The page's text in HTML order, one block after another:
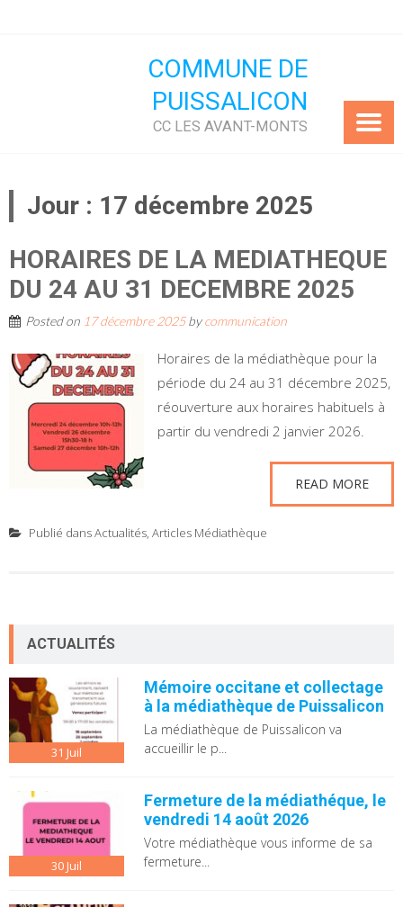
COMMUNE DE
PUISSALICON
CC LES AVANT-MONTS
Jour : 17 décembre 2025
HORAIRES DE LA MEDIATHEQUE
DU 24 AU 31 DECEMBRE 2025
Posted on 17 décembre 2025bycommunication
Horaires de la médiathèque pour la
période du 24 au 31 décembre 2025,
réouverture aux horaires habituels à
partir du vendredi 2 janvier 2026.
READ MORE
Publié dansActualités, Articles Médiathèque
ACTUALITÉS
31 Juil
Mémoire occitane et collectage
à la médiathèque de Puissalicon
La médiathèque de Puissalicon va
accueillir le p...
30Juil
Fermeture de la médiathéque, le
vendredi 14 août 2026
Votre médiathèque vous informe de sa
fermeture...